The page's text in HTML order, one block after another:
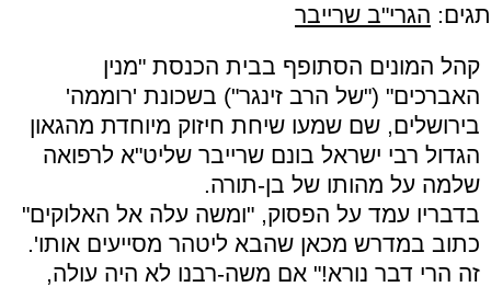
תגים: הגרי"ב שרייבר
קהל המונים הסתופף בבית הכנסת "מנין
האברכים" ("של הרב זינגר") בשכונת 'רוממה'
בירושלים, שם שמעו שיחת חיזוק מיוחדת מהגאון
הגדול רבי ישראל בונם שרייבר שליט"א לרפואה
שלמה על מהותו של בן-תורה.
בדבריו עמד על הפסוק, "ומשה עלה אל האלוקים"
כתוב במדרש מכאן שהבא ליטהר מסייעים אותו'.
זה הרי דבר נורא!" אם משה-רבנו לא היה עולה,